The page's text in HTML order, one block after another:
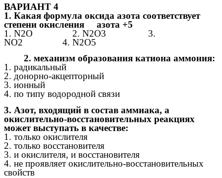
ВАРИАНТ 4
1. Какая формула оксида азота соответствует
степени окисления азота +5
1. N2O 2. N2O3 3.
NO2 4. N2O5
2. механизм образования катиона аммония:
1. радикальный
2. донорно-акцепторный
3. ионный
4. по типу водородной связи
3. Азот, входящий в состав аммиака, а
окислительно-восстановительных реакциях
может выступать в качестве:
1. только окислителя
2. только восстановителя
3. и окислителя, и восстановителя
4. не проявляет окислительно-восстановительных
свойств